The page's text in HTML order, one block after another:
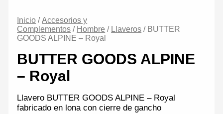
Inicio /Accesorios y
Complementos / Hombre / Llaveros / BUTTER
GOODS ALPINE – Royal
BUTTER GOODS ALPINE
– Royal
Llavero BUTTER GOODS ALPINE – Royal
fabricado en lona con cierre de gancho